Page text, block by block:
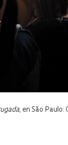
, en São Paulo: